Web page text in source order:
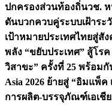
ปกครองส่วนท้องถิ่นวช.
ดันบวกควบคู่ระบบเฝ้าระ
เป้าหมายประเทศไทยสู่สั
พลัง “ขยับประเทศ” สู้โร
วิสาขะ” ครั้งที่ 25 พร้อม
Asia 2026 ย้ายสู่ “อิมแพ็
การผลิต-บรรจุภัณฑ์เอเชี